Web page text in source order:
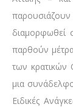
διαμορφωθεί
παρθούν
των κρατικών
μια
Ειδικές